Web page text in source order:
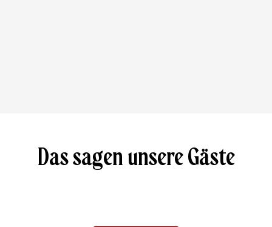
Das sagen unsere Gäste